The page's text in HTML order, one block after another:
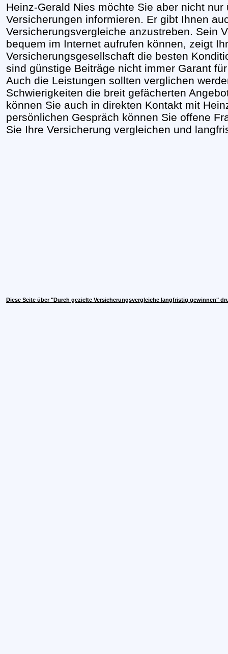
Heinz-Gerald Nies möchte Sie aber nicht
Versicherungen informieren. Er gibt Ihnen
Versicherungsvergleiche anzustreben. Sein
bequem im Internet aufrufen können, zeigt
Versicherungsgesellschaft die besten
sind günstige Beiträge nicht immer Garant
Auch die Leistungen sollten verglichen
Schwierigkeiten die breit gefächerten
können Sie auch in direkten Kontakt mit
persönlichen Gespräch können Sie offene
Sie Ihre Versicherung vergleichen und
Diese Seite über "Durch gezielte Versicherungsvergleiche langfristig gewinnen"